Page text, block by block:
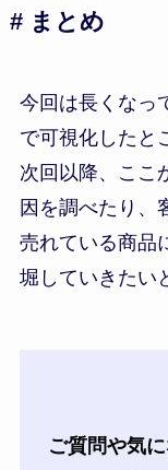
# まとめ
今回は長くなっ
で可視化したと
次回以降、ここ
因を調べたり、
売れている商品
堀していきたい
ご質問や気